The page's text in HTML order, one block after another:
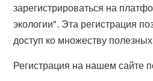
зарегистрироваться на
экологии". Эта регистрация
доступ ко множеству
Регистрация на нашем сайте